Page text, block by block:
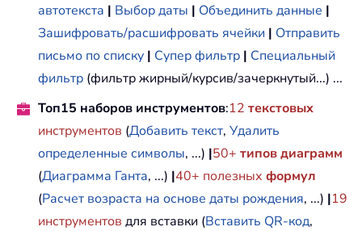
автотекста | Выбор даты | Объединить данные |
Зашифровать/расшифровать ячейки | Отправить
письмо по списку | Супер фильтр | Специальный
фильтр (фильтр жирный/курсив/зачеркнутый...) ...
Топ15 наборов инструментов:12 текстовых
инструментов (Добавить текст, Удалить
определенные символы, ...) |50+ типов диаграмм
(Диаграмма Ганта, ...) |40+ полезных формул
(Расчет возраста на основе даты рождения, ...) |19
инструментов для вставки (Вставить QR-код,